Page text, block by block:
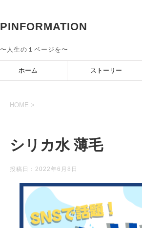
PINFORMATION
〜人生の１ページを〜
ホーム ストーリー
HOME >
シリカ水 薄毛
投稿日： 2022年6月8日